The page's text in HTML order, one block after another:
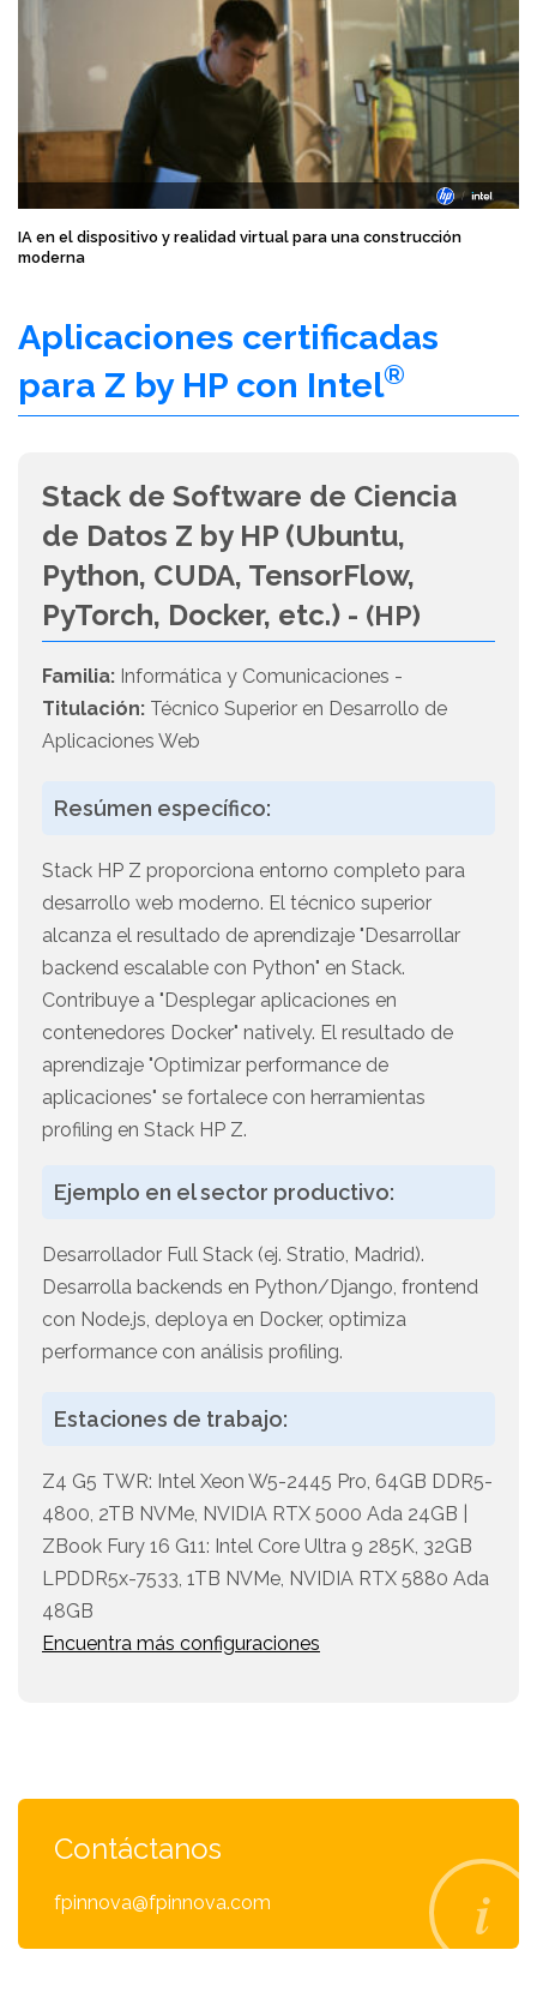
IA en el dispositivo y realidad virtual para una construcción
moderna
Aplicaciones certificadas
para Z by HP con Intel®
Stack de Software de Ciencia
de Datos Z by HP (Ubuntu,
Python, CUDA, TensorFlow,
PyTorch, Docker, etc.) - (HP)
Familia: Informática y Comunicaciones -
Titulación: Técnico Superior en Desarrollo de
Aplicaciones Web
Resúmen específico:
Stack HP Z proporciona entorno completo para
desarrollo web moderno. El técnico superior
alcanza el resultado de aprendizaje "Desarrollar
backend escalable con Python" en Stack.
Contribuye a "Desplegar aplicaciones en
contenedores Docker" natively. El resultado de
aprendizaje "Optimizar performance de
aplicaciones" se fortalece con herramientas
profiling en Stack HP Z.
Ejemplo en el sector productivo:
Desarrollador Full Stack (ej. Stratio, Madrid).
Desarrolla backends en Python/Django, frontend
con Node.js, deploya en Docker, optimiza
performance con análisis profiling.
Estaciones de trabajo:
Z4 G5 TWR: Intel Xeon W5-2445 Pro, 64GB DDR5-
4800, 2TB NVMe, NVIDIA RTX 5000 Ada 24GB |
ZBook Fury 16 G11: Intel Core Ultra 9 285K, 32GB
LPDDR5x-7533, 1TB NVMe, NVIDIA RTX 5880 Ada
48GB
Encuentra más configuraciones
Contáctanos
fpinnova@fpinnova.com